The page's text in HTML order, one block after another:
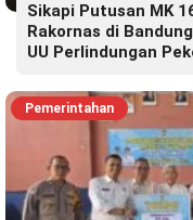
Sikapi Putusan MK
Rakornas di
UU Perlindungan
Pemerintahan